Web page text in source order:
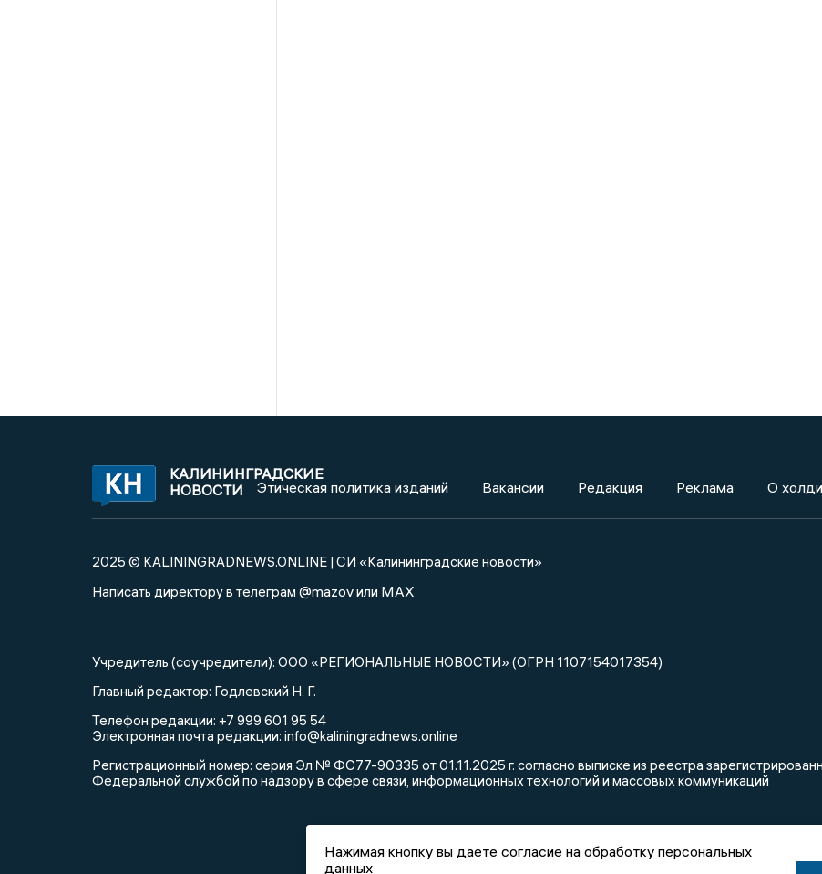
КАЛИНИНГРАДСКИЕ
НОВОСТИ
Этическая политика изданий Вакансии Редакция Реклама О
2025 © KALININGRADNEWS.ONLINE | СИ «Калининградские новости»
Написать директору в телеграм @mazovили MAX
Учредитель (соучредители): ООО «РЕГИОНАЛЬНЫЕ НОВОСТИ» (ОГРН 1107154017354)
Главный редактор: Годлевский Н. Г.
Телефон редакции: +7 999 601 95 54
Электронная почта редакции: info@kaliningradnews.online
Регистрационный номер: серия Эл № ФС77-90335 от 01.11.2025 г. согласно выписке из реестра
Федеральной службой по надзору в сфере связи, информационных технологий и массовых коммуникаций
Нажимая кнопку вы даете согласие на обработку персональных
данных